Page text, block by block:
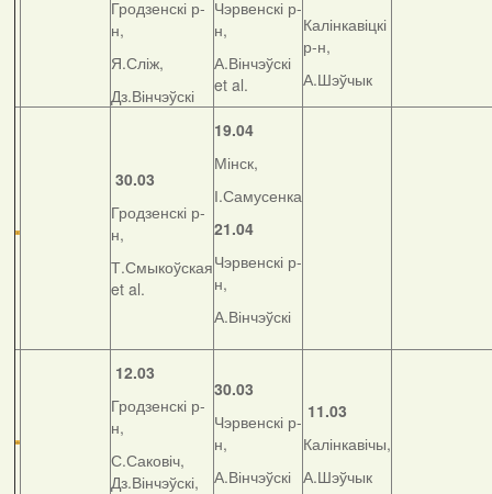
Гродзенскі р-
н,
Я.Сліж,
Дз.Вінчэўскі
Чэрвенскі р-
н,
А.Вінчэўскі
et al.
Калінкавіцкі
р-н,
А.Шэўчык
30.03
Гродзенскі р-
н,
Т.Смыкоўская
et al.
19.04
Мінск,
І.Самусенка
21.04
Чэрвенскі р-
н,
А.Вінчэўскі
12.03
Гродзенскі р-
н,
С.Саковіч,
Дз.Вінчэўскі,
30.03
Чэрвенскі р-
н,
А.Вінчэўскі
11.03
Калінкавічы,
А.Шэўчык